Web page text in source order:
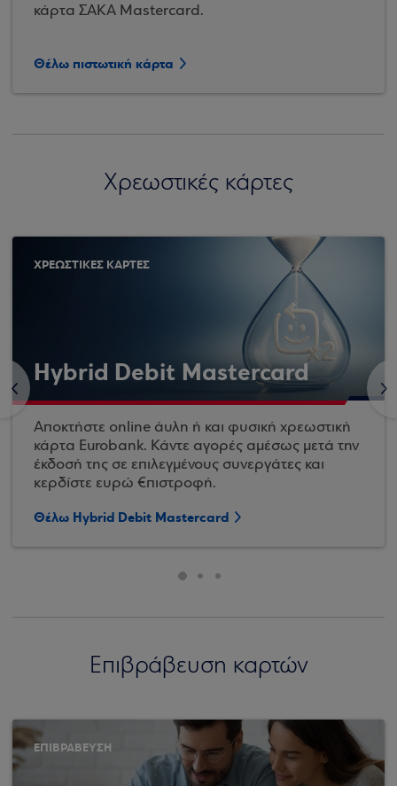
κάρτα ΣΑΚΑ Mastercard.
Θέλω πιστωτική κάρτα
Χρεωστικές κάρτες
<
ΧΡΕΩΣΤΙΚΕΣ ΚΑΡΤΕΣ
Hybrid Debit Mastercard
Αποκτήστε online άυλη ή και φυσική χρεωστική
κάρτα Eurobank. Κάντε αγορές αμέσως μετά την
έκδοσή της σε επιλεγμένους συνεργάτες και
κερδίστε ευρώ €πιστροφή.
Θέλω Hybrid Debit Mastercard
>
Επιβράβευση καρτών
ΕΠΙΒΡΑΒΕΥΣΗ